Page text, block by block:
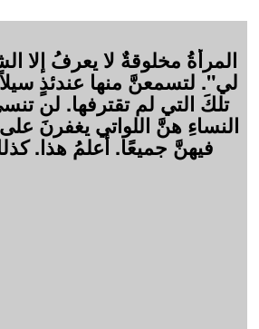
المرأةُ مخلوقةٌ لا يعرفُ إلا
لي". لتسمعنَّ منها عندئذٍ
تلكَ التي لم تقترفها. لن
النساءِ هنَّ اللواتي يغفرنَ
فيهنَّ جميعًا. أعلمُ هذا.